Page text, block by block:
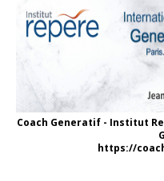
Coach Generatif - Institut
https://